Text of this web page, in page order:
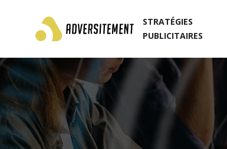
STRATÉGIES
PUBLICITAIRES